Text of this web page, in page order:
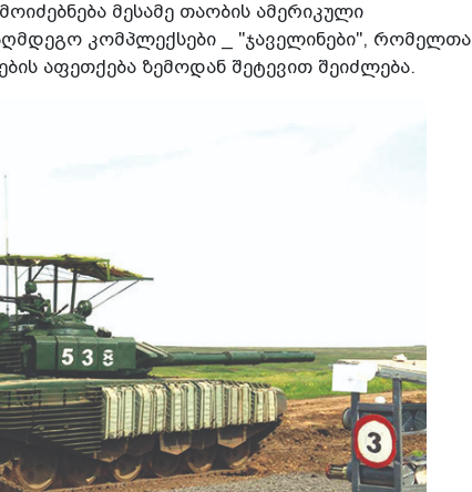
მესამე თაობის ამერიკული
კომპლექსები _ "ჯაველინები", რომელთა
აფეთქება ზემოდან შეტევით შეიძლება.